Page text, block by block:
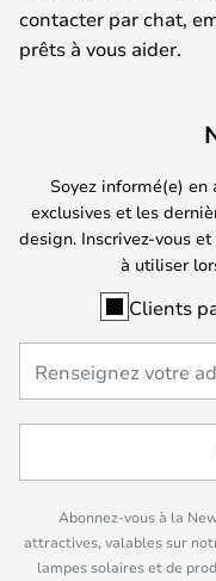
contacter par chat,
prêts à vous aider.
Soyez informé(e)
exclusives et les
design. Inscrivez-vous et
à utiliser
Clients
Abonnez-vous à la
attractives, valables sur
lampes solaires et de